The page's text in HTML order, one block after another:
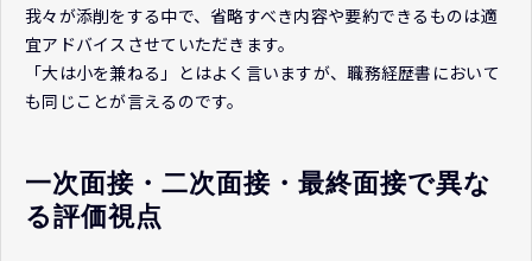
我々が添削をする中で、省略すべき内容や要約できるものは適
宜アドバイスさせていただきます。
「大は小を兼ねる」とはよく言いますが、職務経歴書において
も同じことが言えるのです。
一次面接・二次面接・最終面接で異な
る評価視点